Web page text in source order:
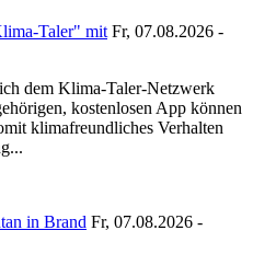
Taler" mit Fr, 07.08.2026 -
dem Klima-Taler-Netzwerk
kostenlosen App können
klimafreundliches Verhalten
in Brand Fr, 07.08.2026 -